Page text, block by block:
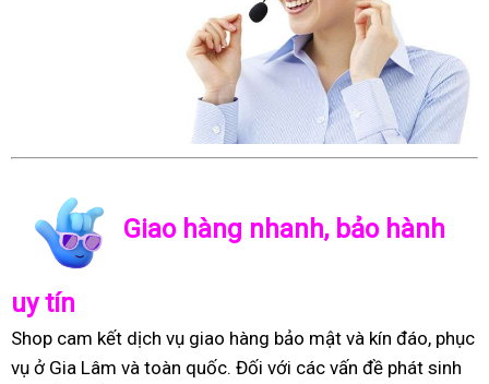
Giao hàng nhanh, bảo hành
uy tín
Shop cam kết dịch vụ giao hàng bảo mật và kín đáo, phục
vụ ở Gia Lâm và toàn quốc. Đối với các vấn đề phát sinh